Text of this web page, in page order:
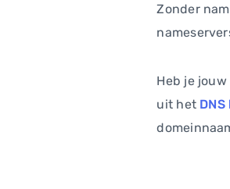
Zonder
Heb je
uit het